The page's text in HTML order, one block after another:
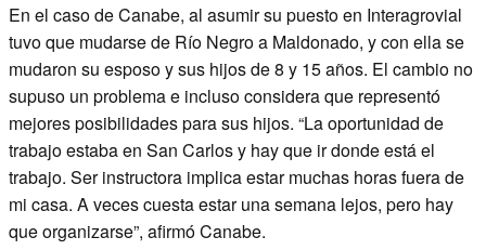
En el caso de Canabe, al asumir su puesto en Interagrovial
tuvo que mudarse de Río Negro a Maldonado, y con ella se
mudaron su esposo y sus hijos de 8 y 15 años. El cambio no
supuso un problema e incluso considera que representó
mejores posibilidades para sus hijos. “La oportunidad de
trabajo estaba en San Carlos y hay que ir donde está el
trabajo. Ser instructora implica estar muchas horas fuera de
mi casa. A veces cuesta estar una semana lejos, pero hay
que organizarse”, afirmó Canabe.